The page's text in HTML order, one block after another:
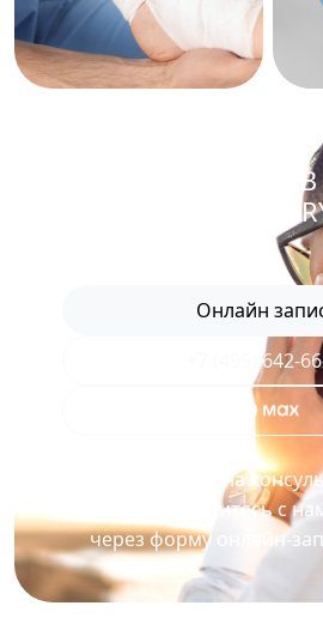
ЗАПИСАТЬСЯ В
Онлайн
+7 (495) 642-
Для записи на
процедуру свяжитесь с
через форму онлайн-